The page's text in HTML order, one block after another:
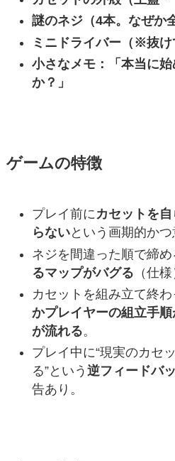
謎のネジ（4本。なぜか
ミニドライバー（※抜け
小さなメモ：「本当に
か？」
ゲームの特徴
プレイ前にカセットを
らないという画期的かつ
ネジを間違った順で締め
るマップがバグる （仕様
カセットを組み立て終わ
かプレイヤーの組立手
が流れる。
プレイ中に“現実のカセ
る”という 逆フィードバ
告あり。